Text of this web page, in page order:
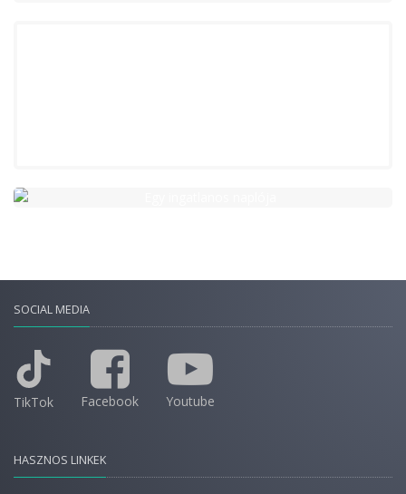
SOCIAL MEDIA
TikTok Facebook Youtube
HASZNOS LINKEK